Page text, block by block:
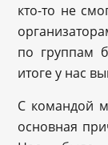
кто-то не
по группам
итоге у нас
С командой
основная